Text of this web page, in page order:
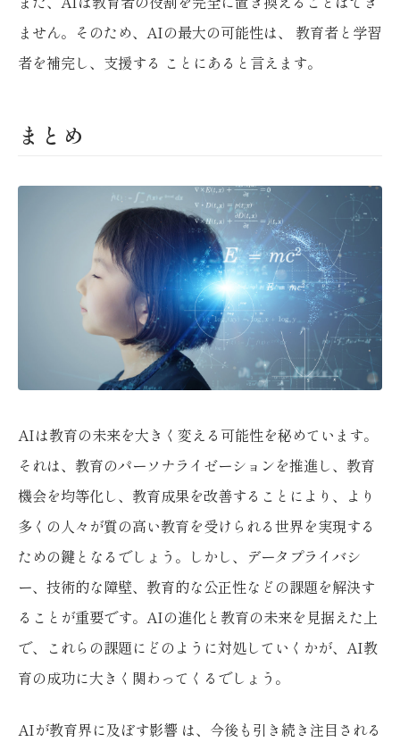
ません。そのため、AIの最大の可能性は、 教育者と学習
者を補完し、支援する ことにあると言えます。
まとめ
AIは教育の未来を大きく変える可能性を秘めています。
それは、教育のパーソナライゼーションを推進し、教育
機会を均等化し、教育成果を改善することにより、より
多くの人々が質の高い教育を受けられる世界を実現する
ための鍵となるでしょう。しかし、データプライバシ
ー、技術的な障壁、教育的な公正性などの課題を解決す
ることが重要です。AIの進化と教育の未来を見据えた上
で、これらの課題にどのように対処していくかが、AI教
育の成功に大きく関わってくるでしょう。
AIが教育界に及ぼす影響 は、今後も引き続き注目される